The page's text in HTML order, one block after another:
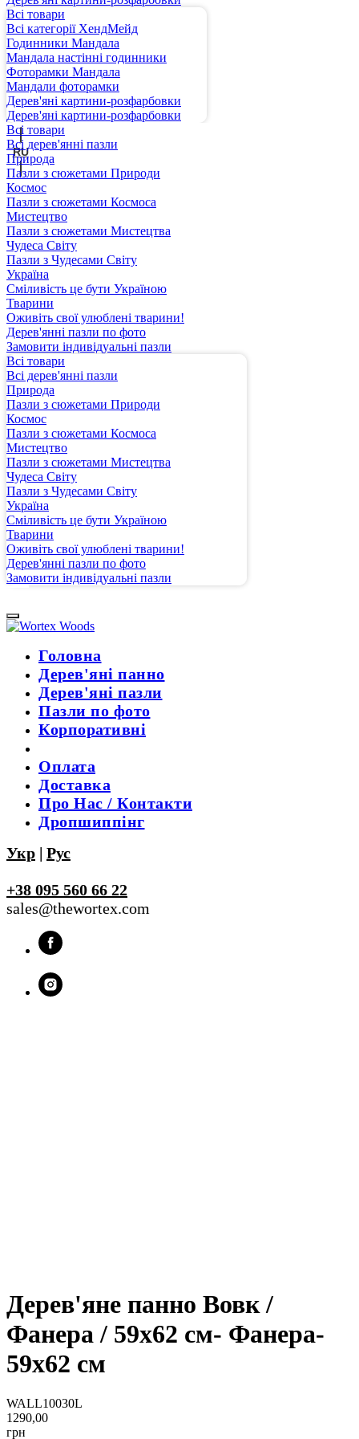
UA
RU
Всі товари
Всі категорії ХендМейд
Годинники Мандала
Мандала настінні годинники
Фоторамки Мандала
Мандали фоторамки
Дерев'яні картини-розфарбовки
Дерев'яні картини-розфарбовки
Всі товари
Всі дерев'янні пазли
Природа
Пазли з сюжетами Природи
Космос
Пазли з сюжетами Космоса
Мистецтво
Пазли з сюжетами Мистецтва
Чудеса Світу
Пазли з Чудесами Світу
Україна
Сміливість це бути Україною
Тварини
Оживіть свої улюблені тварини!
Дерев'янні пазли по фото
Замовити індивідуальні пазли
Всі товари
Всі дерев'янні пазли
Природа
Пазли з сюжетами Природи
Космос
Пазли з сюжетами Космоса
Мистецтво
Пазли з сюжетами Мистецтва
Чудеса Світу
Пазли з Чудесами Світу
Україна
Сміливість це бути Україною
Тварини
Оживіть свої улюблені тварини!
Дерев'янні пазли по фото
Замовити індивідуальні пазли
Головна
Дерев'яні панно
Дерев'яні пазли
Пазли по фото
Корпоративні
Оплата
Доставка
Про Нас / Контакти
Дропшиппінг
Укр | Рус
+38 095 560 66 22
sales@thewortex.com
Дерев'яне панно Вовк /
Фанера / 59x62 см- Фанера-
59x62 см
WALL10030L
1290,00
грн